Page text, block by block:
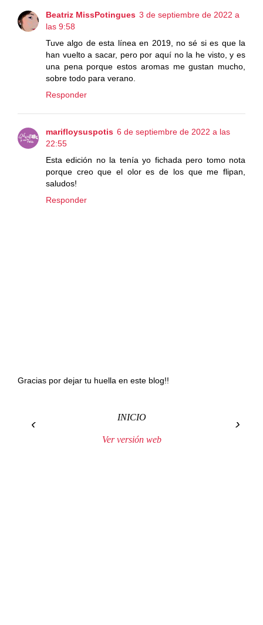
Beatriz MissPotingues 3 de septiembre de 2022 a
las 9:58
Tuve algo de esta línea en 2019, no sé si es que la
han vuelto a sacar, pero por aquí no la he visto, y es
una pena porque estos aromas me gustan mucho,
sobre todo para verano.
Responder
marifloysuspotis 6 de septiembre de 2022 a las
22:55
Esta edición no la tenía yo fichada pero tomo nota
porque creo que el olor es de los que me flipan,
saludos!
Responder
Gracias por dejar tu huella en este blog!!
‹ ›
INICIO
Ver versión web